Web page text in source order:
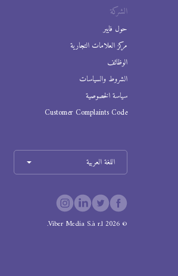
الشركة
حول فايبر
مركز العلامات التجارية
الوظائف
الشروط والسياسات
سياسة الخصوصية
Customer Complaints Code
اللغة العربية
©
2026
Viber Media S.à r.l.